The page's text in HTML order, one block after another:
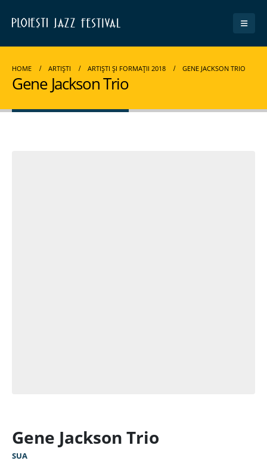
HOME ARTIȘTI ARTIȘTI ȘI FORMAȚII 2018 GENE JACKSON TRIO
Gene Jackson Trio
Gene Jackson Trio
SUA